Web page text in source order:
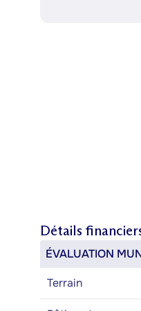
Détails
ÉVALUATION
Terrain